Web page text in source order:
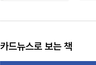
카드뉴스로 보는 책